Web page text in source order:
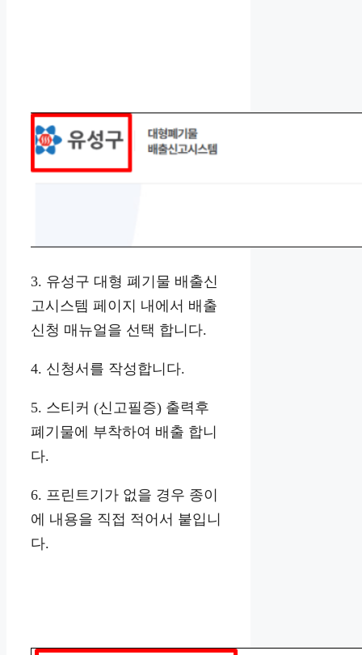
3. 유성구 대형 폐기물 배출신
고시스템 페이지 내에서 배출
신청 매뉴얼을 선택 합니다.
4. 신청서를 작성합니다.
5. 스티커 (신고필증) 출력후
폐기물에 부착하여 배출 합니
다.
6. 프린트기가 없을 경우 종이
에 내용을 직접 적어서 붙입니
다.